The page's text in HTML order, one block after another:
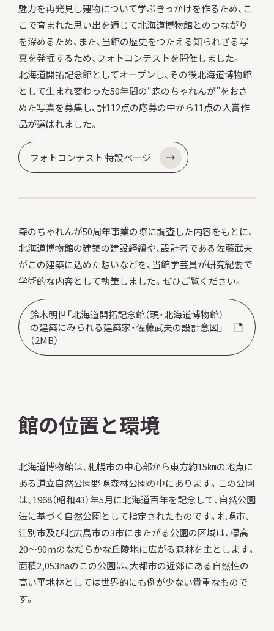
魅力を再発見し建物について学ぶきっかけを作るため、こ
こで育まれた思い出を通じて北海道博物館とのつながり
を深めるため、また、当館の歴史をつたえる知られざる写
真を発掘するため、フォトコンテストを開催しました。
北海道開拓記念館としてオープンし、その後北海道博物館
として生まれ変わった50年間の“森のちゃれんが”をおさ
めた写真を募集し、計112点の応募の中から11点の入賞作
品が選ばれました。
フォトコンテスト 特設ページ
森のちゃれんが50周年事業の際に調査した内容をもとに、
北海道博物館の建築の建設経緯や、設計者である佐藤武夫
がこの建築に込めた想いなどを、当館学芸員が研究紀要で
学術的な内容として執筆しました。ぜひご覧ください。
鈴木明世「北海道開拓記念館（現・北海道博物館）
の建築にみられる建築家・佐藤武夫の設計意図」
（2MB）
館の位置と環境
北海道博物館は、札幌市の中心部から東方約15㎞の地点に
ある道立自然公園野幌森林公園の中にあります。この公園
は、1968（昭和43）年5月に北海道百年を記念して、自然公園
法に基づく自然公園として指定されたものです。札幌市、
江別市及び北広島市の3市にまたがる公園の区域は、標高
20～90ｍのなだらかな丘陵地に広がる森林を主とします。
面積2,053haのこの公園は、大都市の近郊にある自然性の
高い平地林としては世界的にも例が少ない貴重なもので
す。